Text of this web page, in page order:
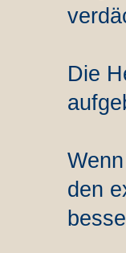
Die
den